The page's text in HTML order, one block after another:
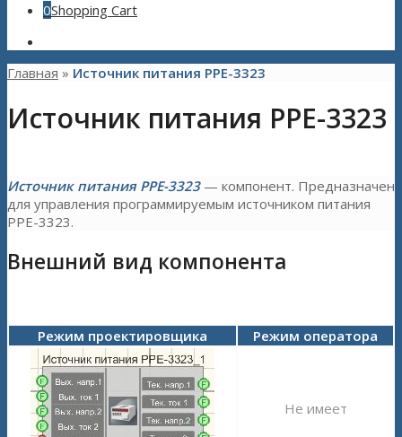
0Shopping Cart
Главная » Источник питания PPE-3323
Источник питания PPE-3323
Источник питания PPE-3323 — компонент. Предназначен
для управления программируемым источником питания
PPE-3323.
Внешний вид компонента
Режим проектировщика Режим оператора
Не имеет